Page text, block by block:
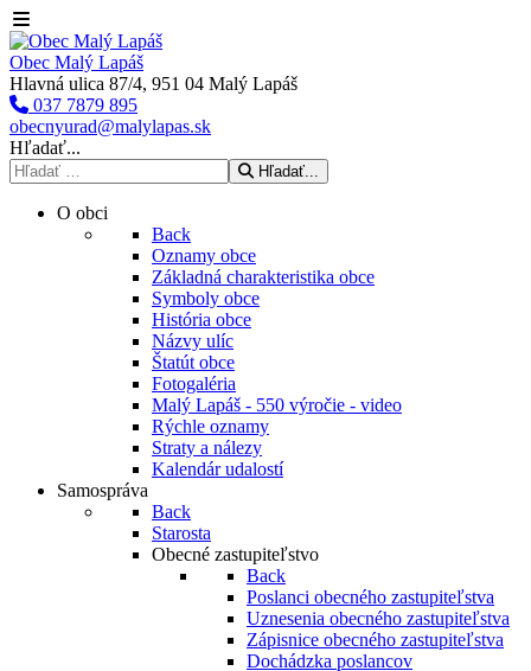
Obec Malý Lapáš
Hlavná ulica 87/4, 951 04 Malý Lapáš
037 7879 895
obecnyurad@malylapas.sk
Hľadať...
Hľadať...
O obci
Back
Oznamy obce
Základná charakteristika obce
Symboly obce
História obce
Názvy ulíc
Štatút obce
Fotogaléria
Malý Lapáš - 550 výročie - video
Rýchle oznamy
Straty a nálezy
Kalendár udalostí
Samospráva
Back
Starosta
Obecné zastupiteľstvo
Back
Poslanci obecného zastupiteľstva
Uznesenia obecného zastupiteľstva
Zápisnice obecného zastupiteľstva
Dochádzka poslancov